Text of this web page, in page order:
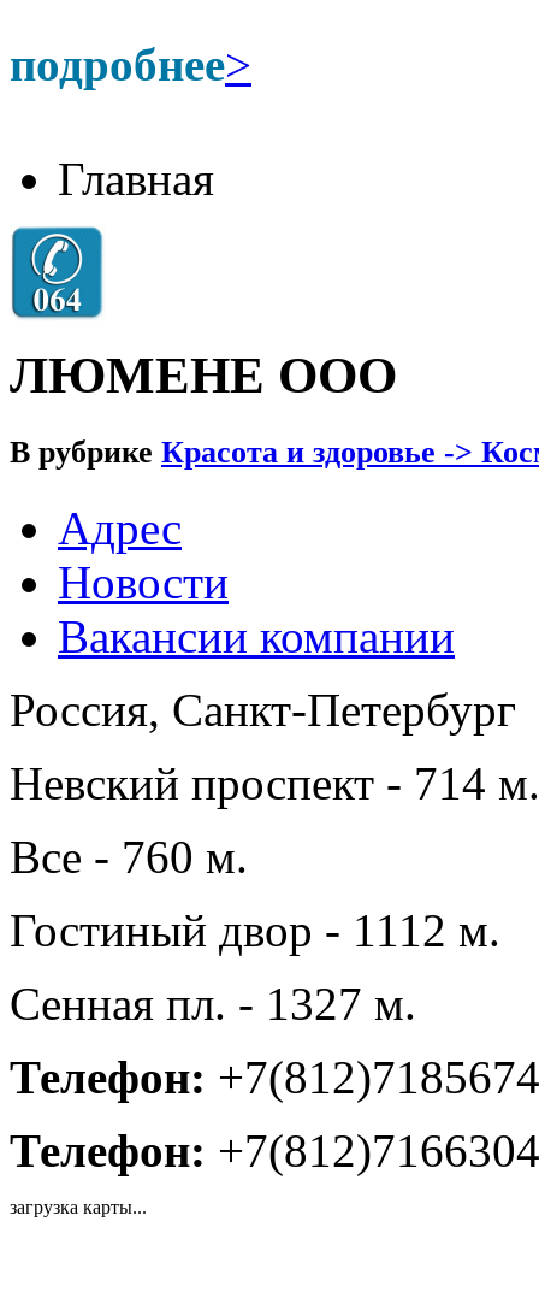
подробнее>
Главная
ЛЮМЕНЕ ООО
В рубрике Красота и здоровье ->
Адрес
Новости
Вакансии компании
Россия, Санкт-Петербург
Невский проспект - 714 м.
Все - 760 м.
Гостиный двор - 1112 м.
Сенная пл. - 1327 м.
Телефон: +7(812)7185674
Телефон: +7(812)7166304
загрузка карты...